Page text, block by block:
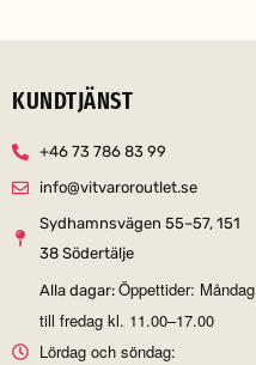
KUNDTJÄNST
+46 73 786 83 99
info@vitvaroroutlet.se
Sydhamnsvägen 55–57, 151
38 Södertälje
Alla dagar: Öppettider: Måndag
till fredag kl. 11.00–17.00
Lördag och söndag: